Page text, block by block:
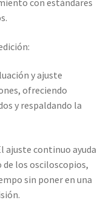
y ajuste
ofreciendo
y respaldando la
ajuste continuo ayuda
los osciloscopios,
sin poner en una